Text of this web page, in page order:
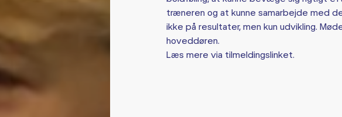
træneren og at kunne samarbejde med
ikke på resultater, men kun udvikling.
hoveddøren.
Læs mere via tilmeldingslinket.